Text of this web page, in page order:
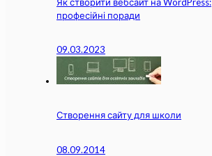
професійні поради
09.03.2023
Створення сайту для школи
08.09.2014